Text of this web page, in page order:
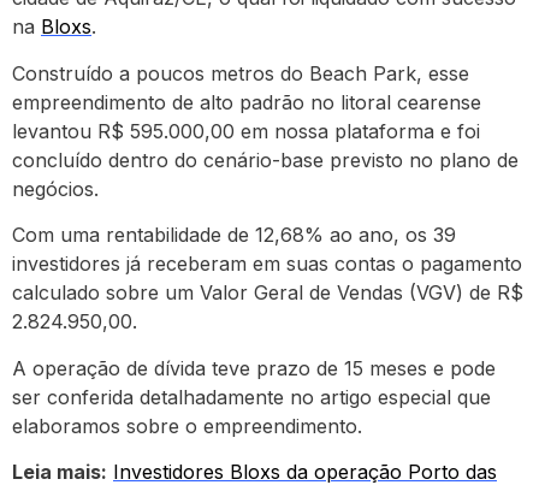
na Bloxs.
Construído a poucos metros do Beach Park, esse
empreendimento de alto padrão no litoral cearense
levantou R$ 595.000,00 em nossa plataforma e foi
concluído dentro do cenário-base previsto no plano de
negócios.
Com uma rentabilidade de 12,68% ao ano, os 39
investidores já receberam em suas contas o pagamento
calculado sobre um Valor Geral de Vendas (VGV) de R$
2.824.950,00.
A operação de dívida teve prazo de 15 meses e pode
ser conferida detalhadamente no artigo especial que
elaboramos sobre o empreendimento.
Leia mais: Investidores Bloxs da operação Porto das